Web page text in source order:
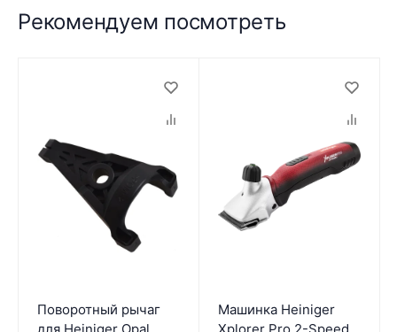
Рекомендуем посмотреть
Поворотный рычаг
Машинка Heiniger